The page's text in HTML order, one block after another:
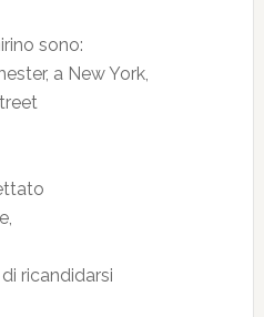
sono:
a New York,
ricandidarsi